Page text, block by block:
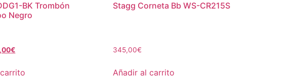
BK Trombón
Negro
€
Stagg Corneta Bb WS-CR215S
345,00€
Añadir al carrito